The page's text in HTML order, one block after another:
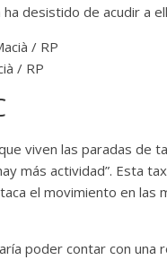
ha desistido de acudir a
/ RP
viven las paradas de
más actividad”. Esta
el movimiento en las
poder contar con una